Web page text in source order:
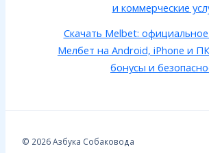
и коммерческие
Скачать Melbet:
Мелбет на Android, iPhone и
бонусы и
© 2026 Азбука Собаковода